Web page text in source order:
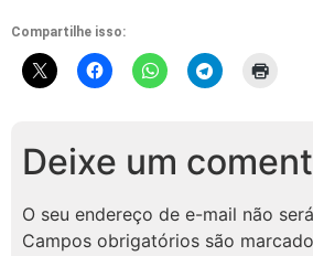
Compartilhe isso:
Deixe um
O seu endereço de e-mail não
Campos obrigatórios são